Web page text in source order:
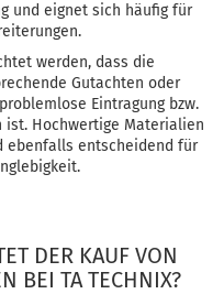
und eignet sich häufig für
werden, dass die
Gutachten oder
Eintragung bzw.
ist. Hochwertige Materialien
ebenfalls entscheidend für
DER KAUF VON
BEI TA TECHNIX?